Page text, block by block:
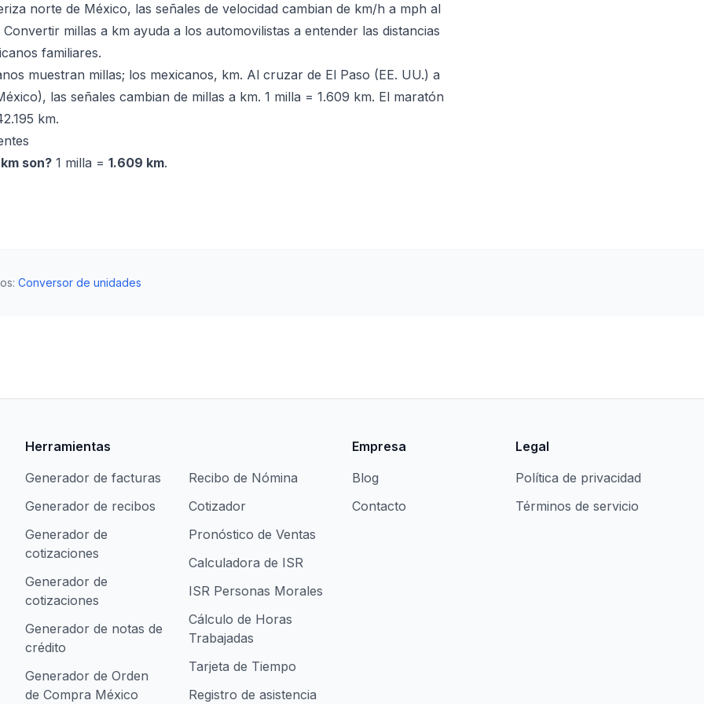
norte de México, las señales de velocidad cambian de km/h a mph al
millas a km ayuda a los automovilistas a entender las distancias
familiares.
muestran millas; los mexicanos, km. Al cruzar de El Paso (EE. UU.) a
las señales cambian de millas a km. 1 milla = 1.609 km. El maratón
km.
son? 1 milla = 1.609 km.
: Conversor de unidades
Herramientas
Generador de facturas
Generador de recibos
Generador de
cotizaciones
Generador de
cotizaciones
Generador de notas de
crédito
Generador de Orden
de Compra México
Recibo de Nómina
Cotizador
Pronóstico de Ventas
Calculadora de ISR
ISR Personas Morales
Cálculo de Horas
Trabajadas
Tarjeta de Tiempo
Registro de asistencia
Empresa
Blog
Contacto
Legal
Política de privacidad
Términos de servicio